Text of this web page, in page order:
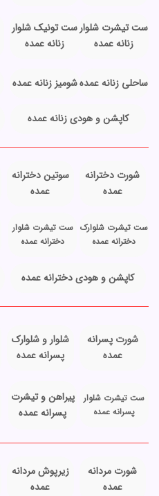
ست تیشرت شلوار
زنانه عمده
ست تونیک شلوار
زنانه عمده
ساحلی زنانه عمدهشومیز زنانه عمده
کاپشن و هودی زنانه عمده
شورت دخترانه
عمده
سوتین دخترانه
عمده
ست تیشرت شلوارک
دخترانه عمده
ست تیشرت شلوار
دخترانه عمده
کاپشن و هودی دخترانه عمده
شورت پسرانه
عمده
شلوار و شلوارک
پسرانه عمده
ست تیشرت شلوار
پسرانه عمده
پیراهن و تیشرت
پسرانه عمده
شورت مردانه
عمده
زیرپوش مردانه
عمده